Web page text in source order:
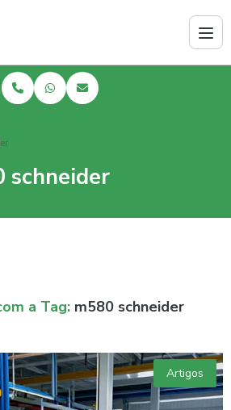
schneider
a Tag: m580 schneider
Artigos